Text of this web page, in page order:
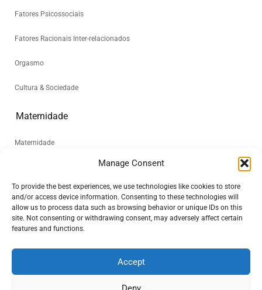
Manage Consent
To provide the best experiences, we use technologies like cookies to store
and/or access device information. Consenting to these technologies will
allow us to process data such as browsing behavior or unique IDs on this
site. Not consenting or withdrawing consent, may adversely affect certain
features and functions.
Accept
Fatores Psicossociais
Fatores Racionais Inter-relacionados
Orgasmo
Cultura & Sociedade
Maternidade
Maternidade
Quem somos
A Historia “World Beyond Maya”
Sobre Maya Dhurval